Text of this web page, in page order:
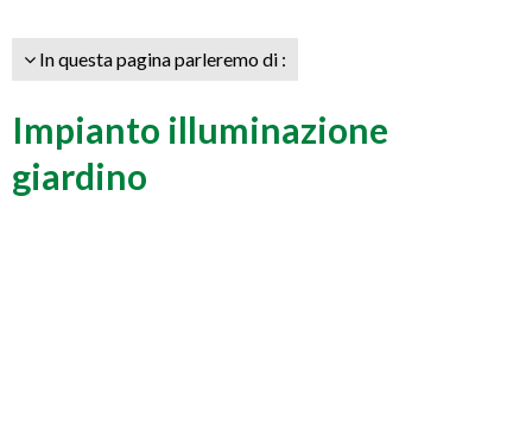
In questa pagina parleremo di :
Impianto illuminazione
giardino